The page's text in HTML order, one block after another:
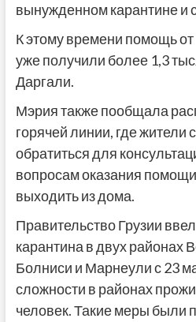
вынужденном карантине и
К этому времени помощь
уже получили более 1,3
Даргали.
Мэрия также пообщала
горячей линии, где жители
обратиться для
вопросам оказания
выходить из дома.
Правительство Грузии
карантина в двух районах
Болниси и Марнеули с 23
сложности в районах
человек. Такие меры были